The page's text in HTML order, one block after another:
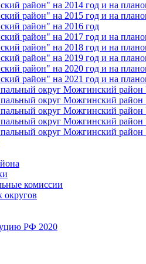
район" на 2014 год и на
район" на 2015 год и на
район" на 2016 год
район" на 2017 год и на
район" на 2018 год и на
район" на 2019 год и на
район" на 2020 год и на
район" на 2021 год и на
округ Можгинский район
округ Можгинский район
округ Можгинский район
округ Можгинский район
округ Можгинский район
комиссии
округов
РФ 2020